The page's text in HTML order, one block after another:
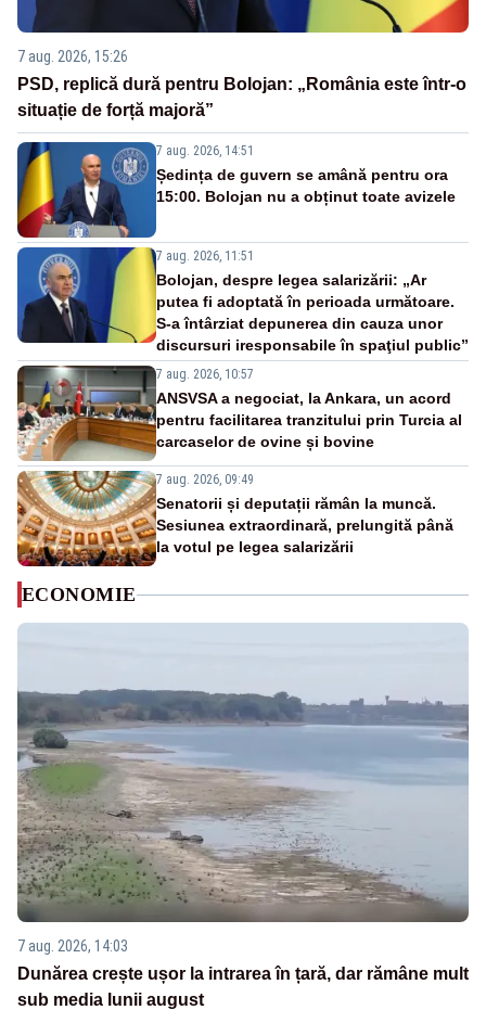
7 aug. 2026, 15:26
PSD, replică dură pentru Bolojan: „România este într-o
situație de forță majoră”
7 aug. 2026, 14:51
Ședința de guvern se amână pentru ora
15:00. Bolojan nu a obținut toate avizele
7 aug. 2026, 11:51
Bolojan, despre legea salarizării: „Ar
putea fi adoptată în perioada următoare.
S-a întârziat depunerea din cauza unor
discursuri iresponsabile în spaţiul public”
7 aug. 2026, 10:57
ANSVSA a negociat, la Ankara, un acord
pentru facilitarea tranzitului prin Turcia al
carcaselor de ovine și bovine
7 aug. 2026, 09:49
Senatorii și deputații rămân la muncă.
Sesiunea extraordinară, prelungită până
la votul pe legea salarizării
ECONOMIE
7 aug. 2026, 14:03
Dunărea crește ușor la intrarea în țară, dar rămâne mult
sub media lunii august